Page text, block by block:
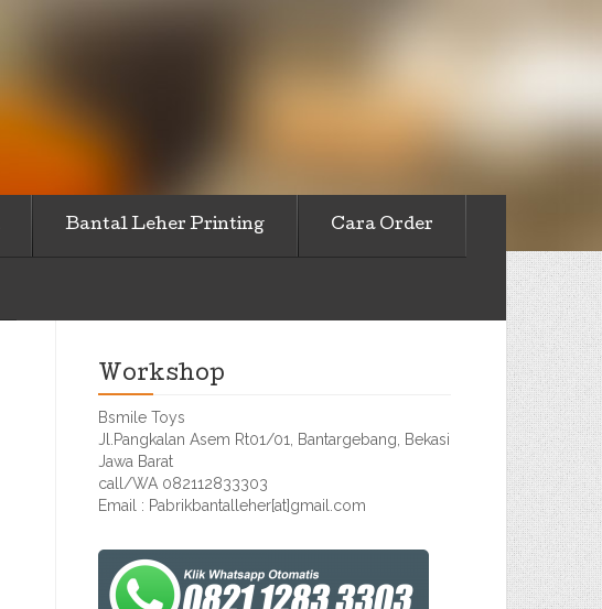
Bantal Leher Printing Cara Order
Workshop
Bsmile Toys
Jl.Pangkalan Asem Rt01/01, Bantargebang, Bekasi
Jawa Barat
call/WA 082112833303
Email : Pabrikbantalleher[at]gmail.com